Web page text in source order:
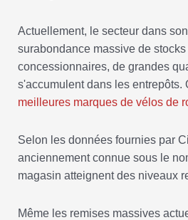
Actuellement, le secteur dans
surabondance massive de
concessionnaires, de grandes
s'accumulent dans les entrepôts.
meilleures marques de vélos de
Selon les données fournies par
anciennement connue sous le
magasin atteignent des niveaux
Même les remises massives